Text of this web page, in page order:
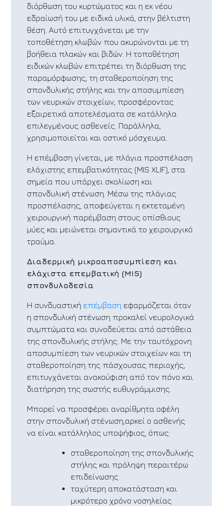
διόρθωση του κυρτώματος και η εκ νέου
εδραίωσή του με ειδικά υλικά, στην βέλτιστη
θέση. Αυτό επιτυγχάνεται με την
τοποθέτηση κλωβών που ακυρώνονται με τη
βοήθεια πλακών και βιδών. Η τοποθέτηση
ειδικών κλωβών επιτρέπει τη διόρθωση της
παραμόρφωσης, τη σταθεροποίηση της
σπονδυλικής στήλης και την αποσυμπίεση
των νευρικών στοιχείων, προσφέροντας
εξαιρετικά αποτελέσματα σε κατάλληλα
επιλεγμένους ασθενείς. Παράλληλα,
χρησιμοποιείται και οστικό μόσχευμα.
Η επέμβαση γίνεται, με πλάγια προσπέλαση
ελάχιστης επεμβατικότητας (MIS XLIF), στα
σημεία που υπάρχει σκολίωση και
σπονδυλική στένωση. Μέσω της πλάγιας
προσπέλασης, αποφεύγεται η εκτεταμένη
χειρουργική παρέμβαση στους οπίσθιους
μύες και μειώνεται σημαντικά το χειρουργικό
τραύμα.
Διαδερμική μικροαποσυμπίεση και
ελάχιστα επεμβατική (MIS)
σπονδυλοδεσία
Η συνδυαστική επέμβαση εφαρμόζεται όταν
η σπονδυλική στένωση προκαλεί νευρολογικά
συμπτώματα και συνοδεύεται από αστάθεια
της σπονδυλικής στήλης. Με την ταυτόχρονη
αποσυμπίεση των νευρικών στοιχείων και τη
σταθεροποίηση της πάσχουσας περιοχής,
επιτυγχάνεται ανακούφιση από τον πόνο και
διατήρηση της σωστής ευθυγράμμισης.
Μπορεί να προσφέρει αναρίθμητα οφέλη
στην σπονδυλική στένωση,αρκεί ο ασθενής
να είναι κατάλληλος υποψήφιος, όπως:
σταθεροποίηση της σπονδυλικής
στήλης και πρόληψη περαιτέρω
επιδείνωσης
ταχύτερη αποκατάσταση και
μικρότερο χρόνο νοσηλείας